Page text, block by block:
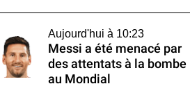
Aujourd'hui à 10:23
Messi a été menacé par
des attentats à la bombe
au Mondial